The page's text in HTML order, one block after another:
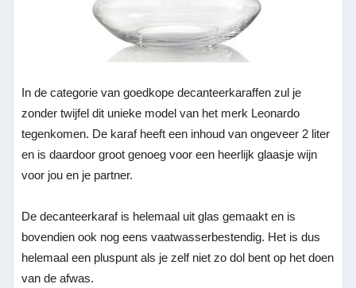
In de categorie van goedkope decanteerkaraffen zul je
zonder twijfel dit unieke model van het merk Leonardo
tegenkomen. De karaf heeft een inhoud van ongeveer 2 liter
en is daardoor groot genoeg voor een heerlijk glaasje wijn
voor jou en je partner.
De decanteerkaraf is helemaal uit glas gemaakt en is
bovendien ook nog eens vaatwasserbestendig. Het is dus
helemaal een pluspunt als je zelf niet zo dol bent op het doen
van de afwas.